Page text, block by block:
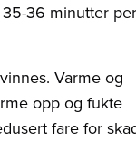
36 minutter per
Varme og
opp og fukte
fare for